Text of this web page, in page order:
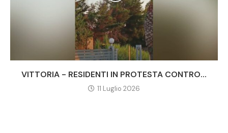
VITTORIA - RESIDENTI IN PROTESTA CONTRO...
11 Luglio 2026